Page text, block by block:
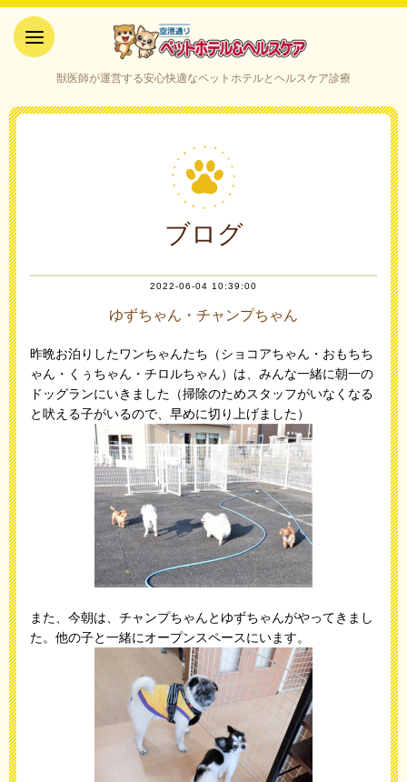
ケア｜山口県宇部市
獣医師が運営する安心快適なペットホテルとヘルスケア診療
ブログ
2022-06-04 10:39:00
ゆずちゃん・チャンプちゃん
昨晩お泊りしたワンちゃんたち（ショコアちゃん・おもちち
ゃん・くぅちゃん・チロルちゃん）は、みんな一緒に朝一の
ドッグランにいきました（掃除のためスタッフがいなくなる
と吠える子がいるので、早めに切り上げました）
また、今朝は、チャンプちゃんとゆずちゃんがやってきまし
た。他の子と一緒にオープンスペースにいます。